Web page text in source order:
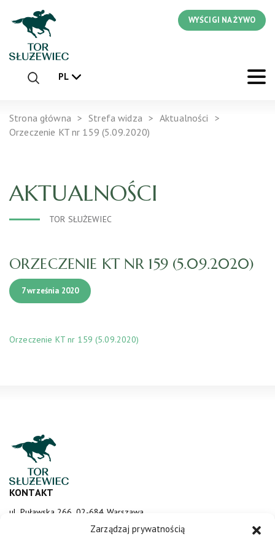
Zarządzaj prywatnością
WYŚCIGI NA ŻYWO
PL
Strona główna Strefa widza
Aktualności
Orzeczenie KT nr 159 (5.09.2020)
AKTUALNOŚCI
TOR SŁUŻEWIEC
ORZECZENIE KT NR 159 (5.09.2020)
7 września 2020
Orzeczenie KT nr 159 (5.09.2020)
KONTAKT
ul. Puławska 266, 02-684 Warszawa
sluzewiec@totalizator.pl